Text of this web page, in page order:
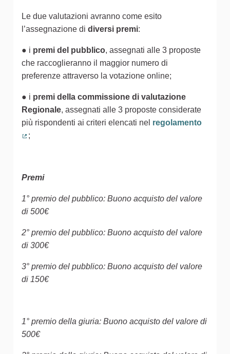
Le due valutazioni avranno come esito
l’assegnazione di diversi premi:
● i premi del pubblico, assegnati alle 3 proposte
che raccoglieranno il maggior numero di
preferenze attraverso la votazione online;
● i premi della commissione di valutazione
Regionale, assegnati alle 3 proposte considerate
più rispondenti ai criteri elencati nel regolamento
;
Premi
1° premio del pubblico: Buono acquisto del valore
di 500€
2° premio del pubblico: Buono acquisto del valore
di 300€
3° premio del pubblico: Buono acquisto del valore
di 150€
1° premio della giuria: Buono acquisto del valore di
500€